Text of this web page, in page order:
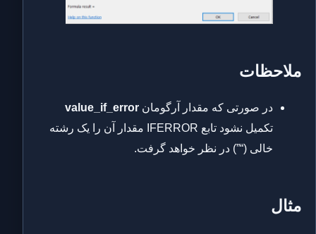
ملاحظات
در صورتی که مقدار آرگومان value_if_error
تکمیل نشود تابع IFERROR مقدار آن را یک رشته
خالی (“”) در نظر خواهد گرفت.
مثال